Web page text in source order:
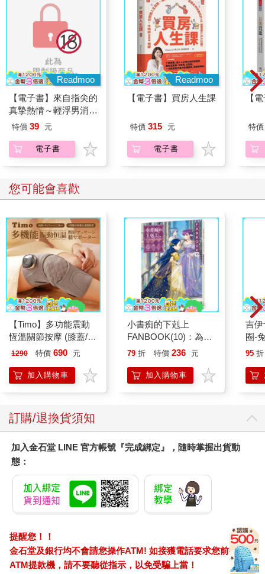
記那件事，彷彿彷彿不允許自己輕易忘掉這個事實，我無法忘記
那件事。
事到如今，我對此沒有任何不滿。我早就知道和睦會那天，卡西
斯可能會正式出席，也早就料想到那時，將會是費德里安對阿格
里奇發起攻擊的時刻，所以我也故意選了那一天行動，以便借助
費德里安的力量，徹底摧毀阿格里奇。
看到以卡西斯為首的費德里安成員如此大舉移動，這一切顯然都
是按照我的計畫行動。然而，卡西斯像現在這樣站在我面前，不
在我的計畫之中。
在阿格里奇的最後一天，我本來打算獨自離開。
卡西斯沉默地低頭望著我一會兒，他看向我的眼中沒有一絲波
的一瞬間，我來不及看清楚那是什麼。下一秒，卡西斯抬起手臂
朝我伸出手。當那隻體溫微涼的手指碰到我的肌膚時，我的眼神
彷彿沒見過那樣的我，卡西斯的手掠過我的額頭，撫過臉頰。宛
如撫摸般的溫柔和動作手勢讓我的表情不自覺地僵住。
「又發燒了。」
我感覺得到周圍的人們都靜靜地看著我和卡西斯。在那其中，只
有卡西斯神色平靜，他的手隨即離開我的臉頰。
「伊西多爾，我們今天就在這裡紮營。」
「好的，我去準備。」
一直站在卡西斯身後的男人回應。卡西斯的視線再次轉向我。
「是因為發燒才不覺得冷嗎？妳居然穿成這樣走出來。」
我倒希望他用責備或失望的語氣對我說這些話。
「妳還是一樣不會照顧自己的身體。」
然而，從卡西斯看著我的表情中流露出來的情緒，與我所想的相
差距甚遠。所以與他四目相對的瞬間，我只能緊閉著雙脣。
是裹住包住我，他幾乎像要把我緊緊捆起來，以防任何一絲風滲
入，最後順勢抱住我。那一連串的行為相當自然，別說周圍的人
卡西斯就像搬起稻草堆，輕鬆地將我抱起，腳步沉穩地走向馬
車。這實在過於荒唐，我忍不住失笑，完全說不出話。
卡西斯把我抱進馬車裡，讓我再次躺下，還把我剛才掀開的貂毛
毯拿過來蓋在我身上。柔和的溫暖滲入全身，讓我心情有點奇
我用低沉的聲音如此問道後，卡西斯的視線落在我的臉上。
「我不知道妳有這種愛好。」
他知道我不是那個意思，卻依然若無其事地回應我。
「可惜我沒有那種愛好。不過妳想要的話，我下次會考慮看
Readmoo
【電子書】來自指尖的
真摯熱情～輕浮男消防
員帶著熱烈眼神擁抱我
特價 39 元
電子書
Readmoo
【電子書】買房人生課
特價 315 元
電子書
【
特價
您可能會喜歡
【Timo】多功能震動
恆溫關節按摩 (膝蓋/
肩/手肘通用) 無線充電
膝熱敷 【單入組】
1290 特價 690 元
加入購物車
小書痴的下剋上
FANBOOK(10)：為了
成為圖書管理員不擇手
79 折 特價 236 元
加入購物車
吉伊卡哇
圈-
95 折
訂購/退換貨須知
加入金石堂 LINE 官方帳號『完成綁定』，隨時掌握出貨動
態：
提醒您！！
金石堂及銀行均不會請您操作ATM! 如接獲電話要求您前往
ATM提款機，請不要聽從指示，以免受騙上當！